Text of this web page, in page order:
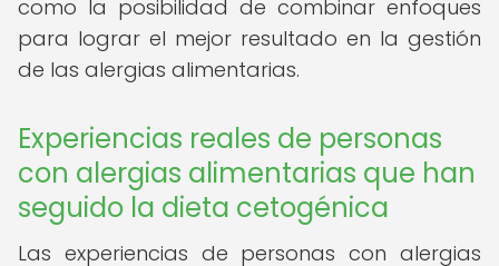
como la posibilidad de combinar enfoques
para lograr el mejor resultado en la gestión
de las alergias alimentarias.
Experiencias reales de personas
con alergias alimentarias que han
seguido la dieta cetogénica
Las experiencias de personas con alergias